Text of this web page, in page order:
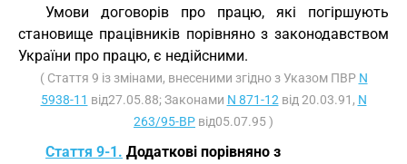
Умови договорів про працю, які погіршують
становище працівників порівняно з законодавством
України про працю, є недійсними.
( Стаття 9 із змінами, внесеними згідно з Указом ПВР N
5938-11 від27.05.88; Законами N 871-12 від 20.03.91, N
263/95-ВР від05.07.95 )
Стаття 9-1. Додаткові порівняно з